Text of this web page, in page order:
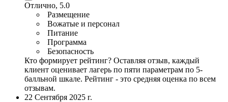
Отлично, 5.0
Размещение
Вожатые и персонал
Питание
Программа
Безопасность
Кто формирует рейтинг? Оставляя отзыв, каждый
клиент оценивает лагерь по пяти параметрам по 5-
балльной шкале. Рейтинг - это средняя оценка по всем
отзывам.
22 Сентября 2025 г.